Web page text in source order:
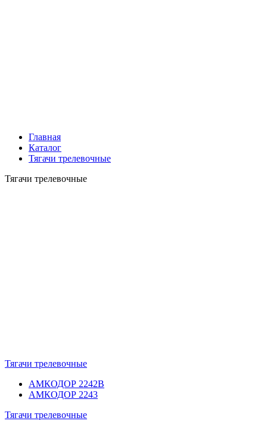
Главная
Каталог
Тягачи трелевочные
Тягачи трелевочные
Тягачи трелевочные
АМКОДОР 2242B
АМКОДОР 2243
Тягачи трелевочные